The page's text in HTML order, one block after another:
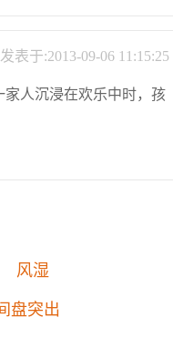
发表于:2013-09-06 11:15:25
家人沉浸在欢乐中时，孩
风湿
盘突出